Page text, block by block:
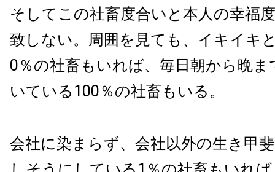
そしてこの社畜度合いと本人の幸福
致しない。周囲を見ても、イキイキ
0％の社畜もいれば、毎日朝から晩
いている100％の社畜もいる。
会社に染まらず、会社以外の生き甲